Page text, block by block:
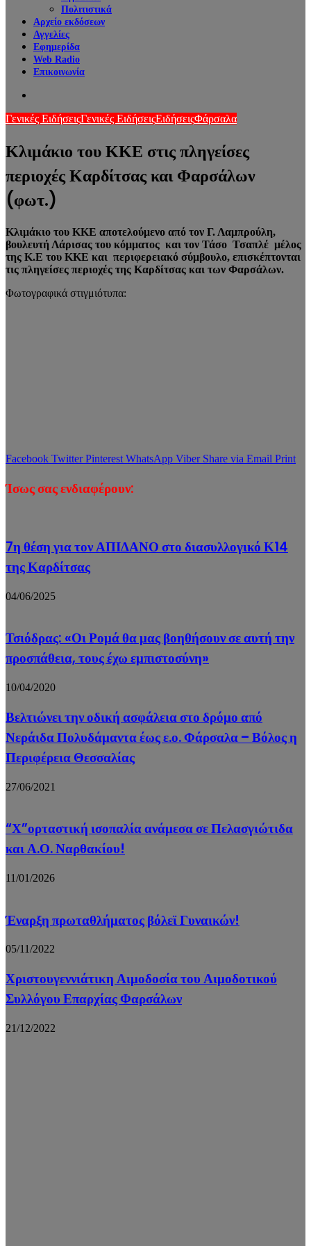
Πολιτιστικά
Αρχείο εκδόσεων
Αγγελίες
Εφημερίδα
Web Radio
Επικοινωνία
Γενικές ΕιδήσειςΓενικές ΕιδήσειςΕιδήσειςΦάρσαλα
Κλιμάκιο του ΚΚΕ στις πληγείσες
περιοχές Καρδίτσας και Φαρσάλων
(φωτ.)
Κλιμάκιο του ΚΚΕ αποτελούμενο από τον Γ. Λαμπρoύλη,
βουλευτή Λάρισας του κόμματος και τον Τάσο Τσαπλέ μέλος
της Κ.Ε του ΚΚΕ και περιφερειακό σύμβουλο, επισκέπτονται
τις πληγείσες περιοχές της Καρδίτσας και των Φαρσάλων.
Φωτογραφικά στιγμιότυπα:
Facebook Twitter Pinterest WhatsApp Viber Share via Email Print
Ίσως σας ενδιαφέρουν:
7η θέση για τον ΑΠΙΔΑΝΟ στο διασυλλογικό Κ14
της Καρδίτσας
04/06/2025
Τσιόδρας: «Οι Ρομά θα μας βοηθήσουν σε αυτή την
προσπάθεια, τους έχω εμπιστοσύνη»
10/04/2020
Βελτιώνει την οδική ασφάλεια στο δρόμο από
Νεράιδα Πολυδάμαντα έως ε.ο. Φάρσαλα – Βόλος η
Περιφέρεια Θεσσαλίας
27/06/2021
“Χ”ορταστική ισοπαλία ανάμεσα σε Πελασγιώτιδα
και Α.Ο. Ναρθακίου!
11/01/2026
Έναρξη πρωταθλήματος βόλεϊ Γυναικών!
05/11/2022
Χριστουγεννιάτικη Αιμοδοσία του Αιμοδοτικού
Συλλόγου Επαρχίας Φαρσάλων
21/12/2022